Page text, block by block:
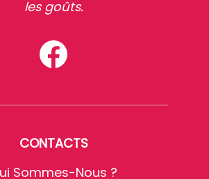
les goûts.
CONTACTS
Sommes-Nous ?